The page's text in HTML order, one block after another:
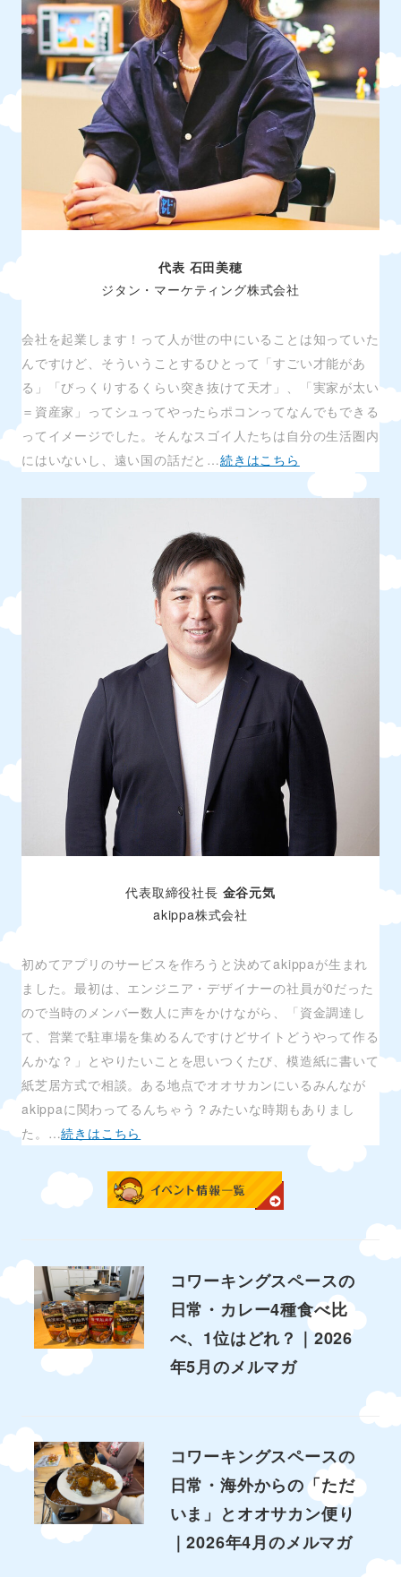
代表 石田美穂
ジタン・マーケティング株式会社
会社を起業します！って人が世の中にいることは知っていた
んですけど、そういうことするひとって「すごい才能があ
る」「びっくりするくらい突き抜けて天才」、「実家が太い
＝資産家」ってシュってやったらポコンってなんでもできる
ってイメージでした。そんなスゴイ人たちは自分の生活圏内
にはいないし、遠い国の話だと…続きはこちら
代表取締役社長 金谷元気
akippa株式会社
初めてアプリのサービスを作ろうと決めてakippaが生まれ
ました。最初は、エンジニア・デザイナーの社員が0だった
ので当時のメンバー数人に声をかけながら、「資金調達し
て、営業で駐車場を集めるんですけどサイトどうやって作る
んかな？」とやりたいことを思いつくたび、模造紙に書いて
紙芝居方式で相談。ある地点でオオサカンにいるみんなが
akippaに関わってるんちゃう？みたいな時期もありまし
た。…続きはこちら
コワーキングスペースの
日常・カレー4種食べ比
べ、1位はどれ？｜2026
年5月のメルマガ
コワーキングスペースの
日常・海外からの「ただ
いま」とオオサカン便り
｜2026年4月のメルマガ